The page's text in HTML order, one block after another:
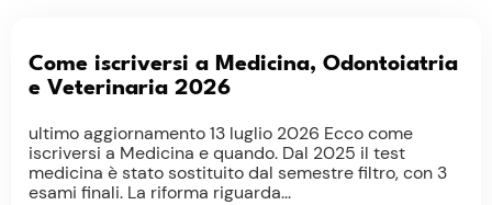
Come iscriversi a Medicina, Odontoiatria
e Veterinaria 2026
ultimo aggiornamento 13 luglio 2026 Ecco come
iscriversi a Medicina e quando. Dal 2025 il test
medicina è stato sostituito dal semestre filtro, con 3
esami finali. La riforma riguarda...